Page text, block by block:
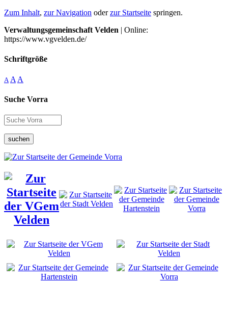
Zum Inhalt, zur Navigation oderzur Startseite springen.
Verwaltungsgemeinschaft Velden | Online:
https://www.vgvelden.de/
Schriftgröße
A A A
Suche Vorra
suchen